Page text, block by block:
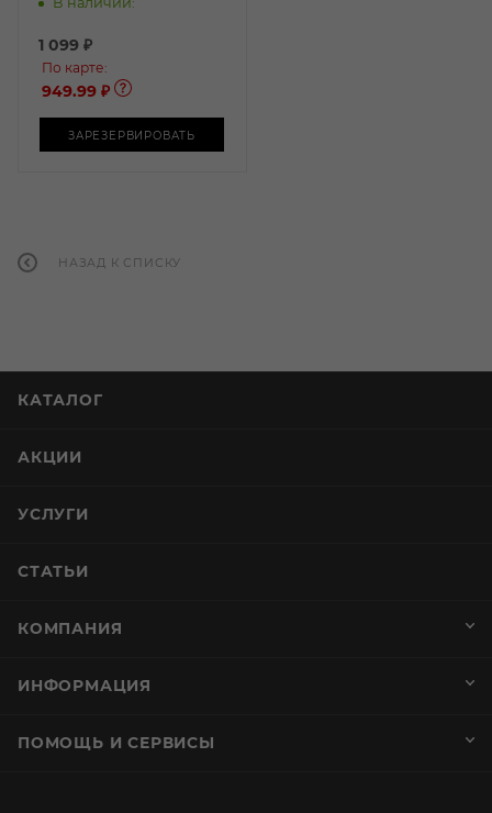
1 099 ₽
По карте:
949.99 ₽
ЗАРЕЗЕРВИРОВАТЬ
НАЗАД К СПИСКУ
КАТАЛОГ
АКЦИИ
УСЛУГИ
СТАТЬИ
КОМПАНИЯ
ИНФОРМАЦИЯ
ПОМОЩЬ И СЕРВИСЫ